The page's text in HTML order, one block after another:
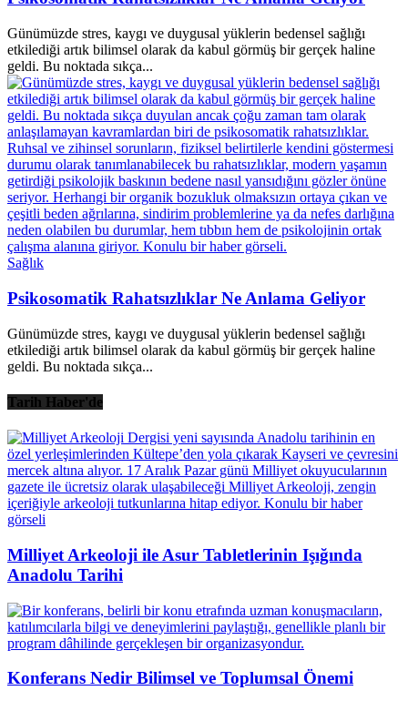
Günümüzde stres, kaygı ve duygusal yüklerin bedensel sağlığı
etkilediği artık bilimsel olarak da kabul görmüş bir gerçek haline
geldi. Bu noktada sıkça...
Sağlık
Psikosomatik Rahatsızlıklar Ne Anlama Geliyor
Günümüzde stres, kaygı ve duygusal yüklerin bedensel sağlığı
etkilediği artık bilimsel olarak da kabul görmüş bir gerçek haline
geldi. Bu noktada sıkça...
Tarih Haber'de
Milliyet Arkeoloji ile Asur Tabletlerinin Işığında
Anadolu Tarihi
Konferans Nedir Bilimsel ve Toplumsal Önemi